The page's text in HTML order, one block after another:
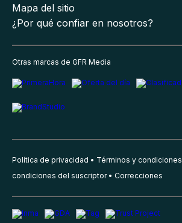
Mapa del sitio
¿Por qué confiar en nosotros?
Otras marcas de GFR Media
Política de privacidad Términos y condiciones
condiciones del suscriptor
Correcciones